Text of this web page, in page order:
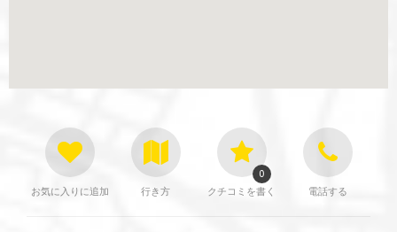
お気に入りに追加 行き方 クチコミを書く
0
電話する